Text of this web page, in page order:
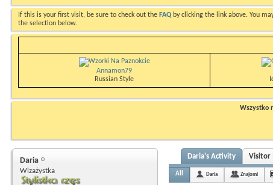
If this is your first visit, be sure to check out the FAQ by clicking the link above. You
the selection below.
Annamon79
Russian Style
Wszystko
Daria
Wizażystka
Daria's Activity Visitor
All Daria Znajomi